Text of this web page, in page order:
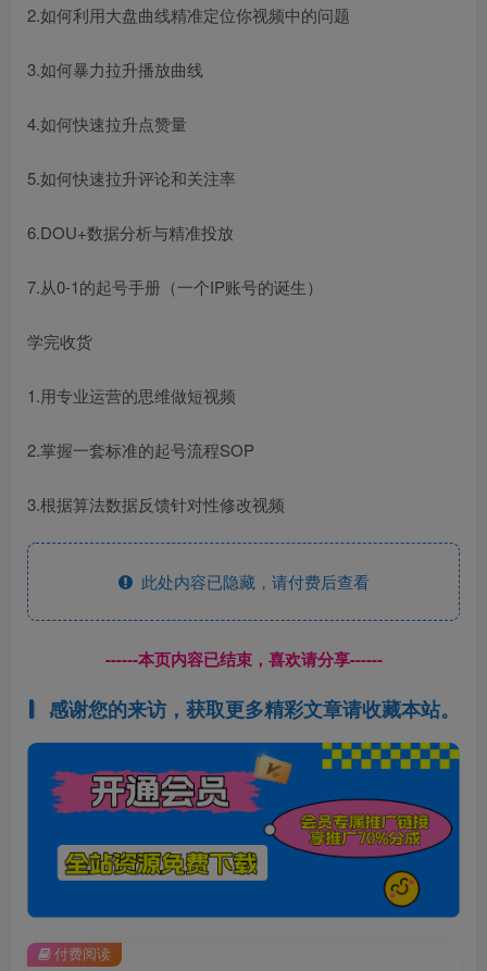
2.如何利用大盘曲线精准定位你视频中的问题
3.如何暴力拉升播放曲线
4.如何快速拉升点赞量
5.如何快速拉升评论和关注率
6.DOU+数据分析与精准投放
7.从0-1的起号手册（一个IP账号的诞生）
学完收货
1.用专业运营的思维做短视频
2.掌握一套标准的起号流程SOP
3.根据算法数据反馈针对性修改视频
此处内容已隐藏，请付费后查看
------本页内容已结束，喜欢请分享------
感谢您的来访，获取更多精彩文章请收藏本站。
付费阅读